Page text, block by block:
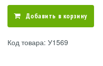
Добавить в корзину
Код товара: У1569